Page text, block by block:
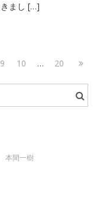
まし […]
Page
9 Page
10 … Page
20
Next
本間一樹